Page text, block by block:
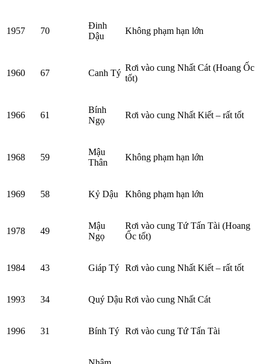
1957 70
Đinh
Dậu
Không phạm hạn lớn
1960 67 Canh Tý
Rơi vào cung Nhất Cát (Hoang Ốc
tốt)
1966 61
Bính
Ngọ
Rơi vào cung Nhất Kiết – rất tốt
1968 59
Mậu
Thân
Không phạm hạn lớn
1969 58 Kỷ Dậu Không phạm hạn lớn
1978 49
Mậu
Ngọ
Rơi vào cung Tứ Tấn Tài (Hoang
Ốc tốt)
1984 43 Giáp Tý Rơi vào cung Nhất Kiết – rất tốt
1993 34 Quý Dậu Rơi vào cung Nhất Cát
1996 31 Bính Tý Rơi vào cung Tứ Tấn Tài